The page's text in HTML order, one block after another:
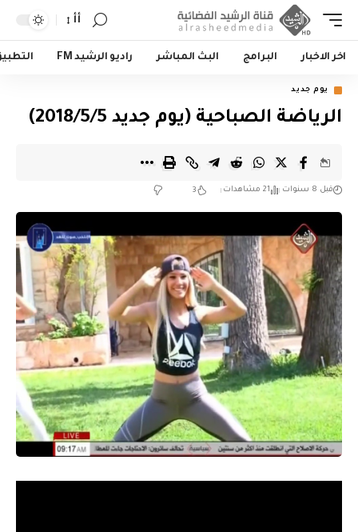
أأ
اخر الاخبار البرامج البث المباشر راديو الرشيد FM
يوم جديد
الرياضة الصباحية (يوم جديد 2018/5/5)
قبل 8 سنوات 21 مشاهدات 3